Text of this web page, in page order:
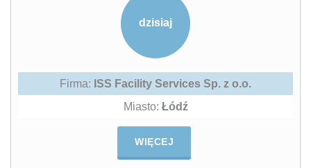
dzisiaj
Firma: ISS Facility Services Sp. z o.o.
Miasto: Łódź
WIĘCEJ